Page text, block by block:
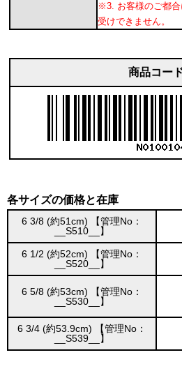
※3. お客様のご都合
受けできません。
商品コー
各サイズの価格と在庫
6 3/8 (約51cm) 【管理No：
__S510__】
6 1/2 (約52cm) 【管理No：
__S520__】
6 5/8 (約53cm) 【管理No：
__S530__】
6 3/4 (約53.9cm) 【管理No：
__S539__】